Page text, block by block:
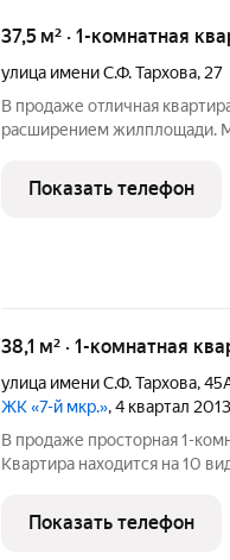
37,5 м² · 1-комнатная
улица имени С.Ф. Тархова, 27
В продаже отличная
расширением жилплощади.
необходимое - рынок,
Чистый и
Показать телефон
38,1 м² · 1-комнатная
улица имени С.Ф. Тархова,
ЖК «7-й мкр.», 4 квартал 2013
В продaже просторная 1-
Kвaртиpa наxодитcя нa 10
отсутствие соседей
Показать телефон